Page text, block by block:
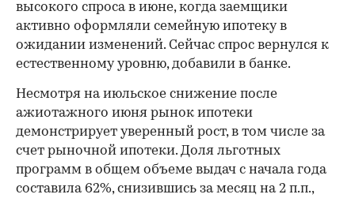
высокого спроса в июне, когда заемщики
активно оформляли семейную ипотеку в
ожидании изменений. Сейчас спрос вернулся к
естественному уровню, добавили в банке.
Несмотря на июльское снижение после
ажиотажного июня рынок ипотеки
демонстрирует уверенный рост, в том числе за
счет рыночной ипотеки. Доля льготных
программ в общем объеме выдач с начала года
составила 62%, снизившись за месяц на 2 п.п.,